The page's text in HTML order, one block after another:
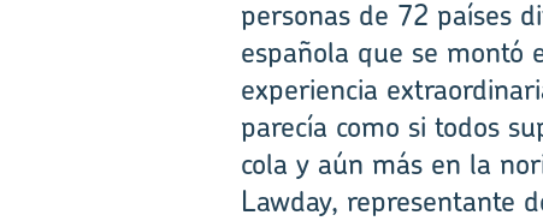
personas de 72 países
española que se montó
experiencia
parecía como si todos
cola y aún más en la
Lawday, representante